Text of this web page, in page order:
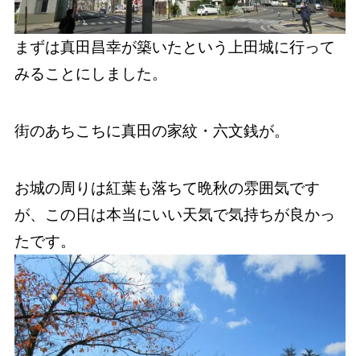
まずは真田昌幸が築いたという上田城に行って
みることにしました。
街のあちこちに真田の家紋・六文銭が。
お城の周りは紅葉も落ちて晩秋の雰囲気です
が、この日は本当にいい天気で気持ちが良かっ
たです。